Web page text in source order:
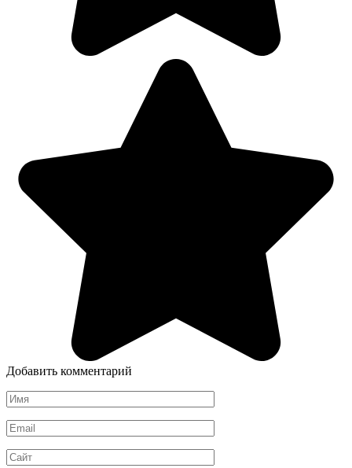
Добавить комментарий
Имя
*
Email
*
Сайт